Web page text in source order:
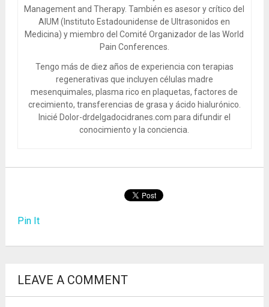
Management and Therapy. También es asesor y crítico del
AIUM (Instituto Estadounidense de Ultrasonidos en
Medicina) y miembro del Comité Organizador de las World
Pain Conferences.
Tengo más de diez años de experiencia con terapias
regenerativas que incluyen células madre
mesenquimales, plasma rico en plaquetas, factores de
crecimiento, transferencias de grasa y ácido hialurónico.
Inicié Dolor-drdelgadocidranes.com para difundir el
conocimiento y la conciencia.
Pin It
LEAVE A COMMENT